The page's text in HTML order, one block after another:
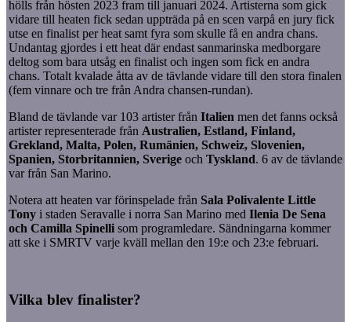
hölls från hösten 2023 fram till januari 2024. Artisterna som gick
vidare till heaten fick sedan uppträda på en scen varpå en jury fick
utse en finalist per heat samt fyra som skulle få en andra chans.
Undantag gjordes i ett heat där endast sanmarinska medborgare
deltog som bara utsåg en finalist och ingen som fick en andra
chans. Totalt kvalade åtta av de tävlande vidare till den stora finalen
(fem vinnare och tre från Andra chansen-rundan).
Bland de tävlande var 103 artister från Italien men det fanns också
artister representerade från Australien, Estland, Finland,
Grekland, Malta, Polen, Rumänien, Schweiz, Slovenien,
Spanien, Storbritannien, Sverige och Tyskland. 6 av de tävlande
var från San Marino.
Notera att heaten var förinspelade från Sala Polivalente Little
Tony i staden Seravalle i norra San Marino med Ilenia De Sena
och Camilla Spinelli som programledare. Sändningarna kommer
att ske i SMRTV varje kväll mellan den 19:e och 23:e februari.
Vilka blev finalister?